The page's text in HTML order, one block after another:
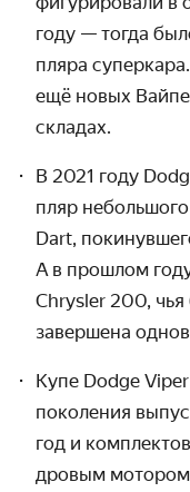
году — тогда
пляра
ещё новых
складах.
В 2021 году
пляр
Dart,
А в прошлом
Chrysler 200,
завершена
Купе Dodge
поколения
год и
дровым